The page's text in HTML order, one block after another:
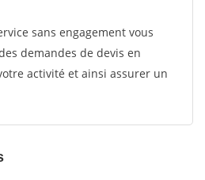
sans engagement vous
demandes de devis en
activité et ainsi assurer un